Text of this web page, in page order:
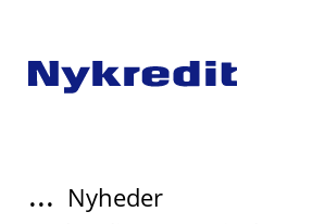
... Nyheder